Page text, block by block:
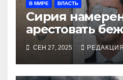
В МИРЕ ВЛАСТЬ
Сирия
арестовать
Москву экс-
СЕН 27, 2025